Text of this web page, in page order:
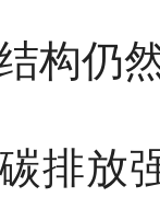
构仍
放强